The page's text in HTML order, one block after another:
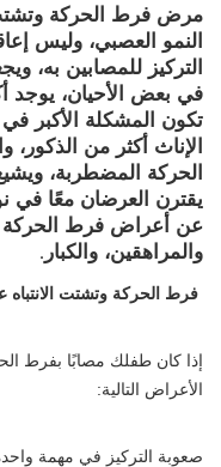
مرض فرط الحركة وتشتت
النمو العصبي، وليس
التركيز للمصابين به،
في بعض الأحيان، يوجد
تكون المشكلة الأكبر
الإناث أكثر من الذكور،
الحركة المضطربة،
يقترن العرضان معًا في
عن أعراض فرط الحركة
والمراهقين، والكبار.
فرط الحركة وتشتت الانتباه
إذا كان طفلك مصابًا بفرط
الأعراض التالية:
صعوبة التركيز في مهمة